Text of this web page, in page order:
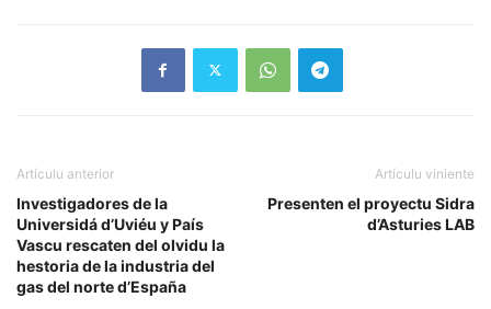
Artículu anterior
Investigadores de la
Universidá d’Uviéu y País
Vascu rescaten del olvidu la
hestoria de la industria del
gas del norte d’España
Artículu viniente
Presenten el proyectu Sidra
d’Asturies LAB